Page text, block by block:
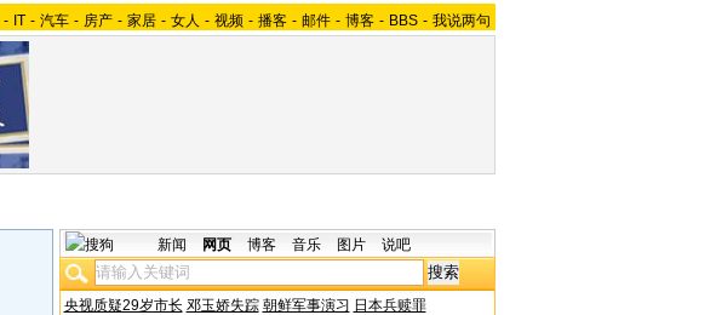
- IT - 汽车 - 房产 - 家居 - 女人 - 视频 - 播客 - 邮件 - 博客 - BBS - 我说两句
新闻 网页 博客 音乐 图片 说吧
央视质疑29岁市长 邓玉娇失踪 朝鲜军事演习 日本兵赎罪